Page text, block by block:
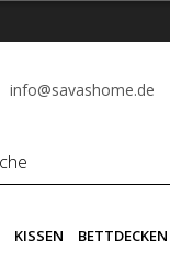
info@savashome.de
KISSEN BETTDECKEN